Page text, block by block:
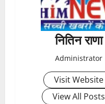
नितिन राणा
Administrator
Visit Website
View All Posts